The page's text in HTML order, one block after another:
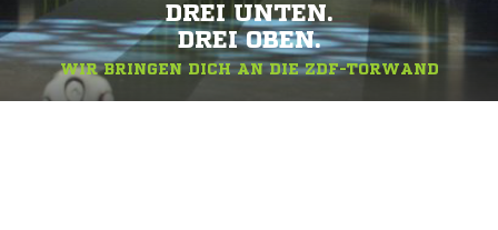
DREI UNTEN.
DREI OBEN.
WIR BRINGEN DICH AN DIE ZDF-TORWAND